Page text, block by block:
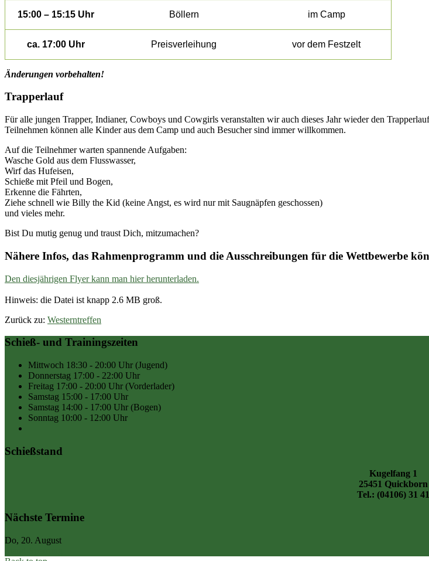
15:00 – 15:15 Uhr Böllern im Camp
ca. 17:00 Uhr Preisverleihung vor dem Festzelt
Änderungen vorbehalten!
Trapperlauf
Für alle jungen Trapper, Indianer, Cowboys und Cowgirls veranstalten wir auch dieses Jahr wieder den
Teilnehmen können alle Kinder aus dem Camp und auch Besucher sind immer willkommen.
Auf die Teilnehmer warten spannende Aufgaben:
Wasche Gold aus dem Flusswasser,
Wirf das Hufeisen,
Schieße mit Pfeil und Bogen,
Erkenne die Fährten,
Ziehe schnell wie Billy the Kid (keine Angst, es wird nur mit Saugnäpfen geschossen)
und vieles mehr.
Bist Du mutig genug und traust Dich, mitzumachen?
Nähere Infos, das Rahmenprogramm und die Ausschreibungen für die Wettbewerbe
Den diesjährigen Flyer kann man hier herunterladen.
Hinweis: die Datei ist knapp 2.6 MB groß.
Zurück zu: Westerntreffen
Schieß- und Trainingszeiten
Mittwoch 18:30 - 20:00 Uhr (Jugend)
Donnerstag 17:00 - 22:00 Uhr
Freitag 17:00 - 20:00 Uhr (Vorderlader)
Samstag 15:00 - 17:00 Uhr
Samstag 14:00 - 17:00 Uhr (Bogen)
Sonntag 10:00 - 12:00 Uhr
Schießstand
Kugelfang 1
25451 Quickborn
Tel.: (04106) 31 41
Nächste Termine
Do, 20. August